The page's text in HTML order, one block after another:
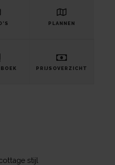
PLANNEN
PRIJSOVERZICHT
stijl